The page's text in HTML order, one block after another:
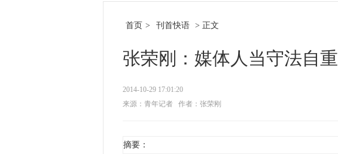
首页 > 刊首快语 > 正文
张荣刚：媒体人当守法自重
2014-10-29 17:01:20
来源：青年记者
作者：张荣刚
摘要：